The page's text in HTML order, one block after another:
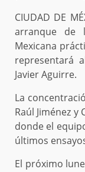
CIUDAD DE
arranque de
Mexicana
representará
Javier Aguirre.
La
Raúl Jiménez y
donde el
últimos
El próximo